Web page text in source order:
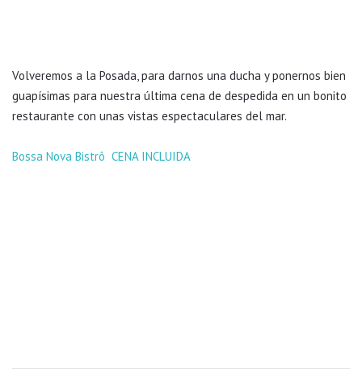
Volveremos a la Posada, para darnos una ducha y ponernos bien
guapísimas para nuestra última cena de despedida en un bonito
restaurante con unas vistas espectaculares del mar.
Bossa Nova Bistrô CENA INCLUIDA